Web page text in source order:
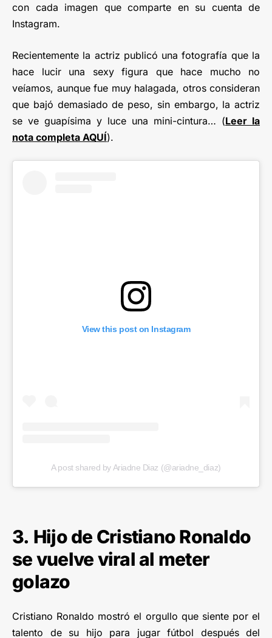
con cada imagen que comparte en su cuenta de
Instagram.
Recientemente la actriz publicó una fotografía que la
hace lucir una sexy figura que hace mucho no
veíamos, aunque fue muy halagada, otros consideran
que bajó demasiado de peso, sin embargo, la actriz
se ve guapísima y luce una mini-cintura… (Leer la
nota completa AQUÍ).
View this post on Instagram
A post shared by Ariadne Diaz (@ariadne_diaz)
3. Hijo de Cristiano Ronaldo
se vuelve viral al meter
golazo
Cristiano Ronaldo mostró el orgullo que siente por el
talento de su hijo para jugar fútbol después del